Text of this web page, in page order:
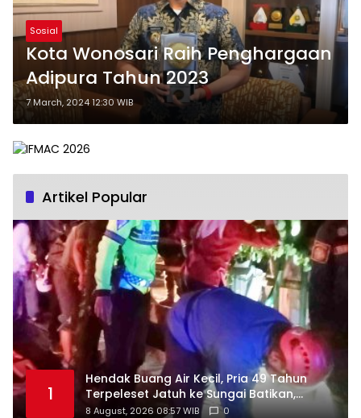
Sosial
Kota Wonosari Raih Penghargaan
Adipura Tahun 2023
7 March, 2024 12:30 WIB
Artikel Popular
1
Hendak Buang Air Kecil, Pria 49 Tahun
Terpeleset Jatuh ke Sungai Batikan,
Meninggal Dunia
8 August, 2026 08:57 WIB 0